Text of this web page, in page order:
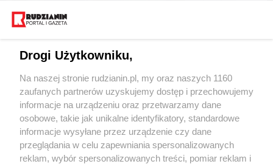
wyjątkowe miejsce w Świnoujściu
2 / 6
Wydawca mediów
Drogi Użytkowniku,
Na naszej stronie rudzianin.pl, my oraz naszych 1160
zaufanych partnerów uzyskujemy dostęp i przechowujemy
informacje na urządzeniu oraz przetwarzamy dane
osobowe, takie jak unikalne identyfikatory, standardowe
informacje wysyłane przez urządzenie czy dane
przeglądania w celu zapewniania spersonalizowanych
reklam, wybór spersonalizowanych treści, pomiar reklam i